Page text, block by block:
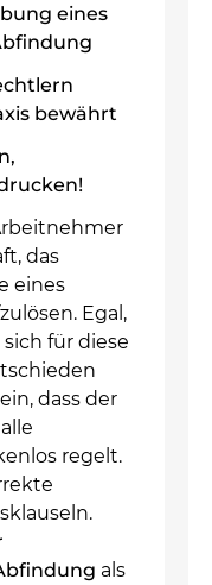
eines
bewährt
das
eines
Egal,
für diese
dass der
regelt.
als